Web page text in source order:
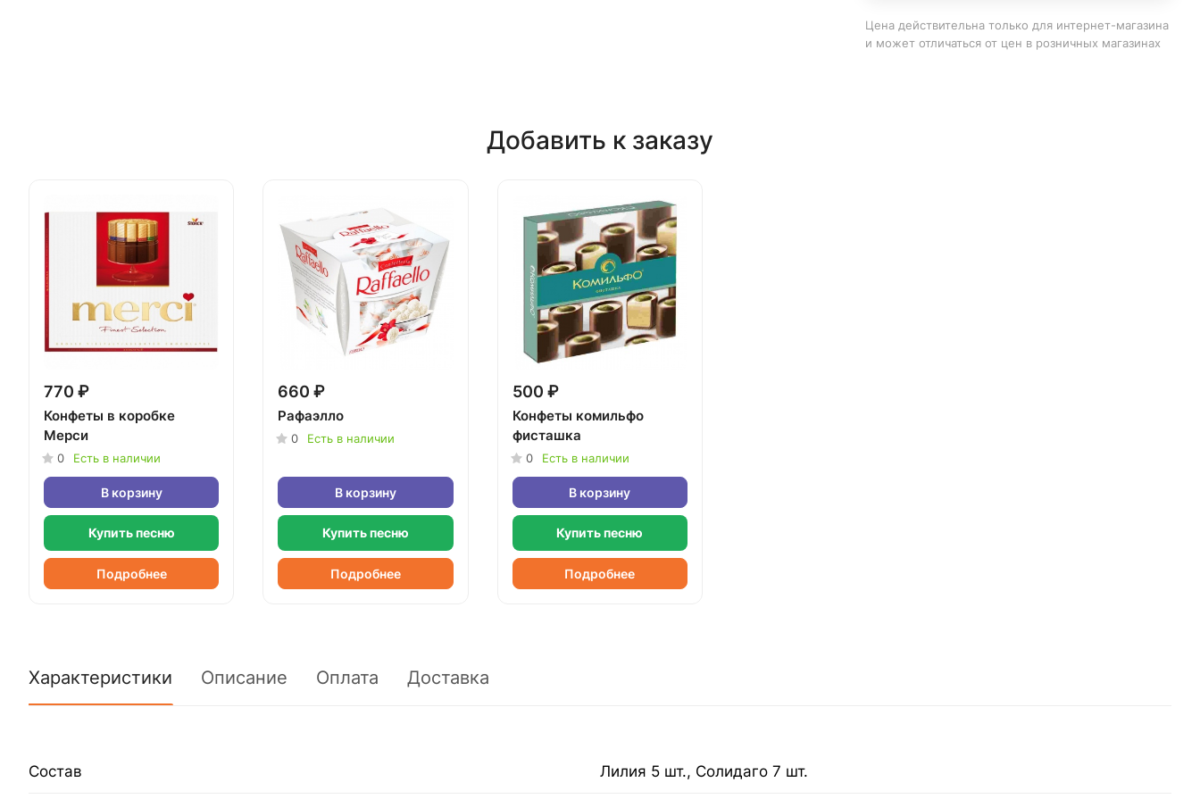
Цена действительна только для интернет-магазина
и может отличаться от цен в розничных магазинах
Добавить к заказу
770 ₽
Конфеты в коробке
Мерси
0 Есть в наличии
В корзину
Купить песню
Подробнее
660 ₽
Рафаэлло
0 Есть в наличии
В корзину
Купить песню
Подробнее
500 ₽
Конфеты комильфо
фисташка
0 Есть в наличии
В корзину
Купить песню
Подробнее
Характеристики Описание Оплата Доставка
Состав Лилия 5 шт., Солидаго 7 шт.